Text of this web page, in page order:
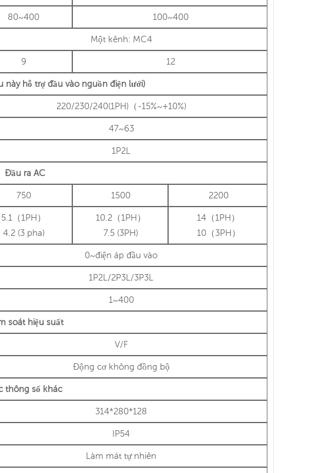
80~400 100~400
Một kênh: MC4
9 12
này hỗ trợ đầu vào nguồn điện lưới)
220/230/240(1PH)（-15%~+10%)
47~63
1P2L
Đầu ra AC
750 1500 2200
5.1（1PH）
4.2 (3 pha)
10.2（1PH）
7.5 (3PH)
14（1PH）
10（3PH）
0~điện áp đầu vào
1P2L/2P3L/3P3L
1~400
soát hiệu suất
V/F
Động cơ không đồng bộ
thông số khác
314*280*128
IP54
Làm mát tự nhiên